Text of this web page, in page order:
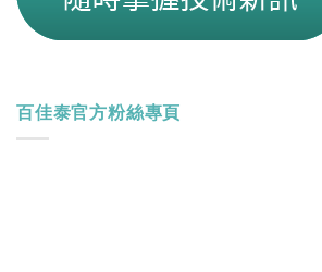
百佳泰官方粉絲專頁